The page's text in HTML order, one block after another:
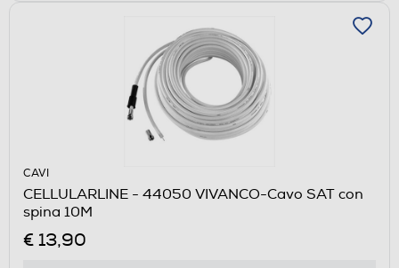
CAVI
CELLULARLINE - 44050 VIVANCO-Cavo SAT con
spina 10M
€ 13,90